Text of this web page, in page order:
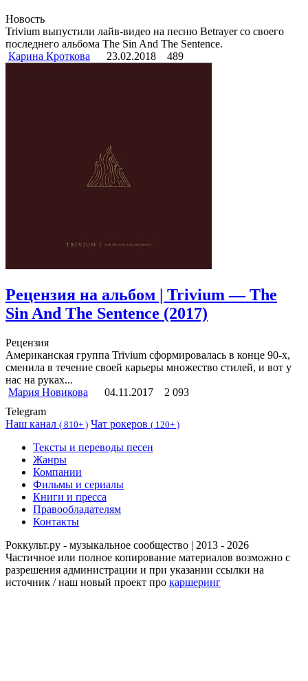
Новость
Trivium выпустили лайв-видео на песню Betrayer со своего
последнего альбома The Sin And The Sentence.
Карина Кроткова
23.02.2018 489
Рецензия на альбом | Trivium — The
Sin And The Sentence (2017)
Рецензия
Американская группа Trivium сформировалась в конце 90-х,
сменила в течение своей карьеры множество стилей, и вот у
нас на руках...
Мария Новикова
04.11.2017
2 093
Telegram
Наш канал ( 810+ ) Чат рокеров ( 120+ )
Тексты и переводы песен
Жанры
Компании
Фильмы и сериалы
Книги и пресса
Правообладателям
Контакты
Роккульт.ру - музыкальное сообщество | 2013 - 2026
Частичное или полное копирование материалов возможно с
разрешения администрации и при указании ссылки на
источник / наш новый проект про каршеринг